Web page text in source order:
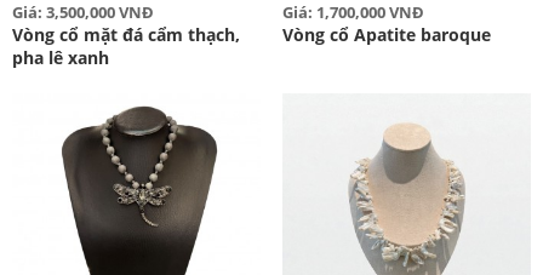
Giá: 3,500,000 VNĐ
Vòng cổ mặt đá cẩm thạch,
pha lê xanh
Giá: 1,700,000 VNĐ
Vòng cổ Apatite baroque